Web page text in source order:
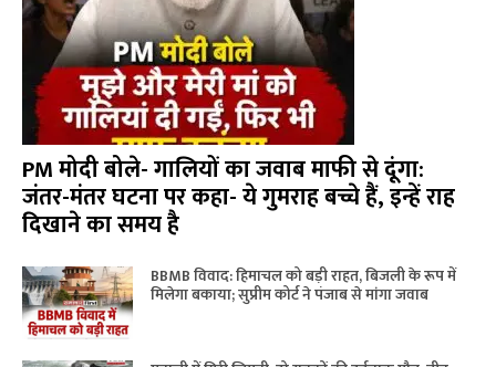
PM मोदी बोले- गालियों का जवाब माफी से दूंगा:
जंतर-मंतर घटना पर कहा- ये गुमराह बच्चे हैं, इन्हें राह
दिखाने का समय है
BBMB विवाद: हिमाचल को बड़ी राहत, बिजली के रूप में
मिलेगा बकाया; सुप्रीम कोर्ट ने पंजाब से मांगा जवाब